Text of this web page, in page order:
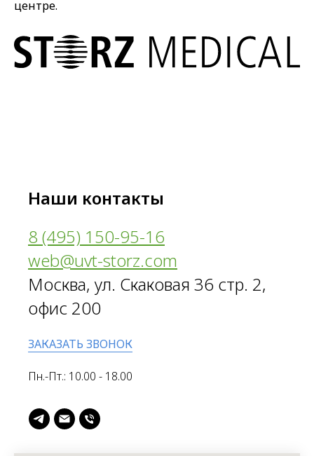
центре.
Наши контакты
8 (495) 150-95-16
web@uvt-storz.com
Москва, ул. Скаковая 36 стр. 2,
офис 200
ЗАКАЗАТЬ ЗВОНОК
Пн.-Пт.: 10.00 - 18.00